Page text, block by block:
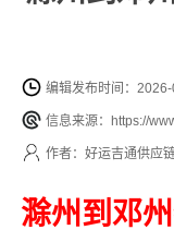
编辑发布时间：
信息来源：https://
作者：好运吉通供应
滁州到邓